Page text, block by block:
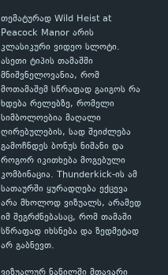
თემატურად Wild Heist at
Peacock Manor არის
კლასიკური ვიდეო სლოტი.
ასეთი ტიპის თამაშში
მნიშვნელოვანია, რომ
მოთამაშემ სწრაფად გაიგოს რა
ხდება რელებზე, რომელი
სიმბოლოებია მაღალი
ღირებულების, სად შეიძლება
გამოჩნდეს ბონუს ნიშანი და
როგორ იკითხება მოგებული
კომბინაცია. Thunderkick-ის ამ
სათაურში ყურადღება ექცევა
არა მხოლოდ ვიზუალს, არამედ
იმ შეგრძნებასაც, რომ თამაში
სწრაფად იხსნება და ზედმეტად
არ გაბნევთ.